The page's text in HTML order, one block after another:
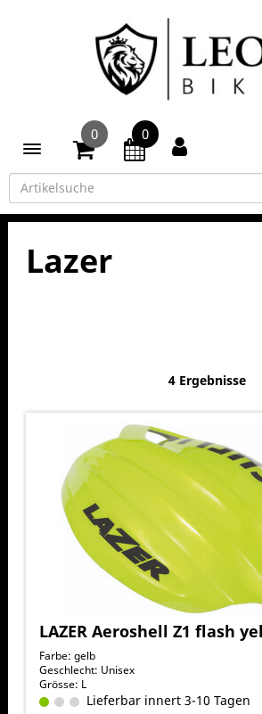
Toggle navigation
0 0
Lazer
4 Ergebnisse
LAZER Aeroshell Z1 flash
Farbe: gelb
Geschlecht: Unisex
Grösse: L
Lieferbar innert 3-10 Tagen